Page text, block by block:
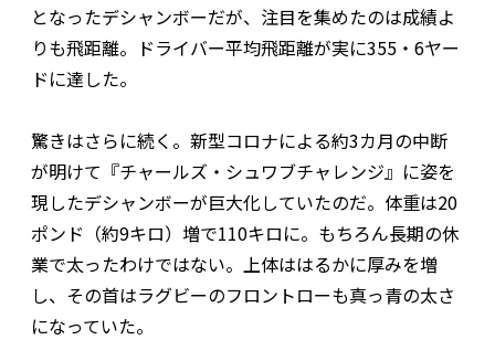
となったデシャンボーだが、注目を集めたのは成績よ
りも飛距離。ドライバー平均飛距離が実に355・6ヤー
ドに達した。
驚きはさらに続く。新型コロナによる約3カ月の中断
が明けて『チャールズ・シュワブチャレンジ』に姿を
現したデシャンボーが巨大化していたのだ。体重は20
ポンド（約9キロ）増で110キロに。もちろん長期の休
業で太ったわけではない。上体ははるかに厚みを増
し、その首はラグビーのフロントローも真っ青の太さ
になっていた。